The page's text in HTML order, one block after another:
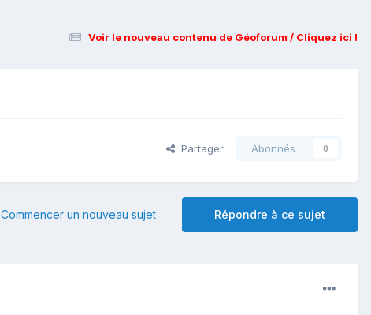
Voir le nouveau contenu de Géoforum / Cliquez ici !
Partager Abonnés 0
Répondre à ce sujet
Commencer un nouveau sujet